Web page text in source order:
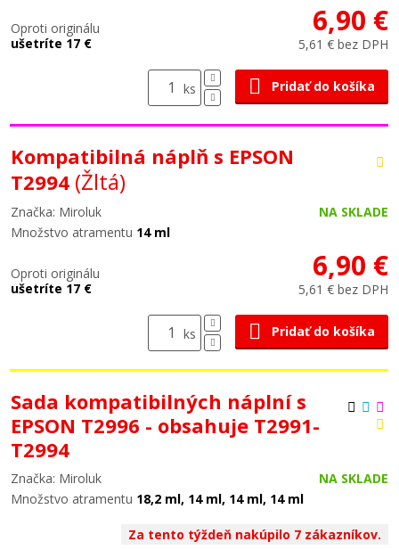
Oproti originálu
ušetríte 17 €
6,90 €
5,61 € bez DPH
ks Pridať do košíka
Kompatibilná náplň s EPSON
T2994 (Žltá)
Značka: Miroluk
NA SKLADE
Množstvo atramentu 14 ml
Oproti originálu
ušetríte 17 €
6,90 €
5,61 € bez DPH
ks Pridať do košíka
Sada kompatibilných náplní s
EPSON T2996 - obsahuje T2991-
T2994
Značka: Miroluk
NA SKLADE
Množstvo atramentu 18,2 ml, 14 ml, 14 ml, 14 ml
Za tento týždeň nakúpilo 7 zákazníkov.